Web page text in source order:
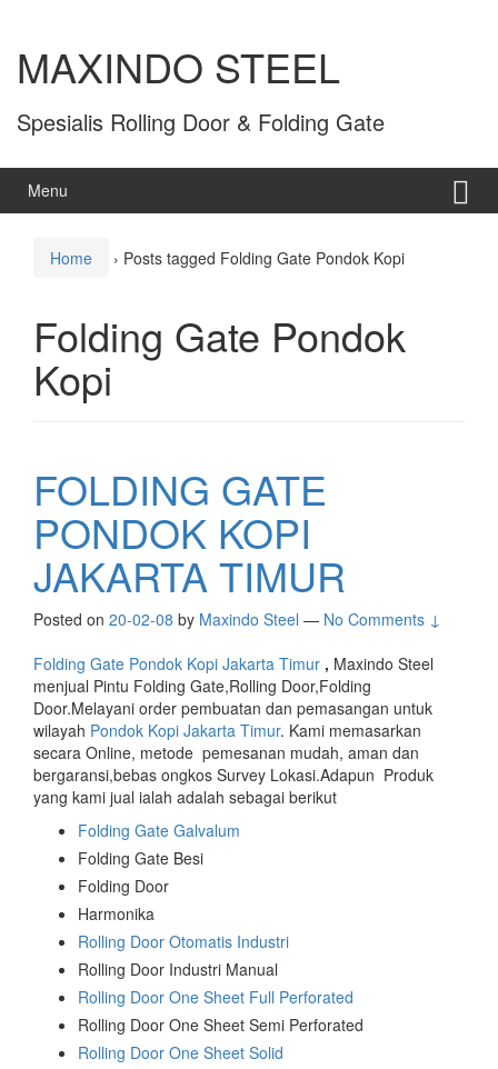
MAXINDO STEEL
Spesialis Rolling Door & Folding Gate
Menu
Home › Posts tagged Folding Gate Pondok Kopi
Folding Gate Pondok
Kopi
FOLDING GATE
PONDOK KOPI
JAKARTA TIMUR
Posted on 20-02-08 by Maxindo Steel — No Comments ↓
Folding Gate Pondok Kopi Jakarta Timur , Maxindo Steel
menjual Pintu Folding Gate,Rolling Door,Folding
Door.Melayani order pembuatan dan pemasangan untuk
wilayah Pondok Kopi Jakarta Timur. Kami memasarkan
secara Online, metode pemesanan mudah, aman dan
bergaransi,bebas ongkos Survey Lokasi.Adapun Produk
yang kami jual ialah adalah sebagai berikut
Folding Gate Galvalum
Folding Gate Besi
Folding Door
Harmonika
Rolling Door Otomatis Industri
Rolling Door Industri Manual
Rolling Door One Sheet Full Perforated
Rolling Door One Sheet Semi Perforated
Rolling Door One Sheet Solid